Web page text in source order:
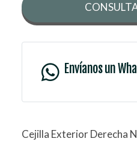
Envíanos un
Cejilla Exterior Derecha